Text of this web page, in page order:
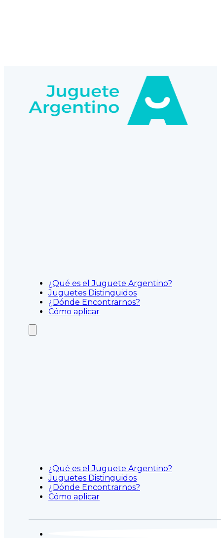
¿Qué es el Juguete Argentino?
Juguetes Distinguidos
¿Dónde Encontrarnos?
Cómo aplicar
¿Qué es el Juguete Argentino?
Juguetes Distinguidos
¿Dónde Encontrarnos?
Cómo aplicar